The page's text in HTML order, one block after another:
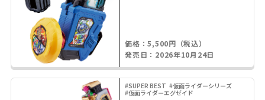
価格：5,500円（税込）
発売日：2026年10月24日
#SUPER BEST #仮面ライダーシリーズ
#仮面ライダーエグゼイド